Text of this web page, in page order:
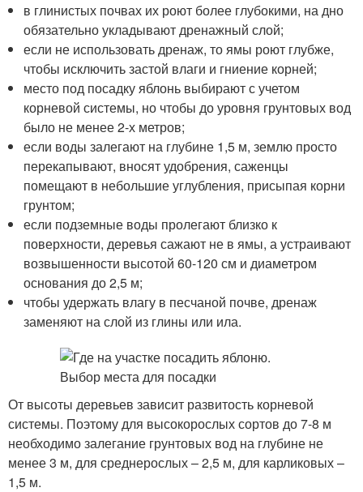
в глинистых почвах их роют более глубокими, на дно
обязательно укладывают дренажный слой;
если не использовать дренаж, то ямы роют глубже,
чтобы исключить застой влаги и гниение корней;
место под посадку яблонь выбирают с учетом
корневой системы, но чтобы до уровня грунтовых вод
было не менее 2-х метров;
если воды залегают на глубине 1,5 м, землю просто
перекапывают, вносят удобрения, саженцы
помещают в небольшие углубления, присыпая корни
грунтом;
если подземные воды пролегают близко к
поверхности, деревья сажают не в ямы, а устраивают
возвышенности высотой 60-120 см и диаметром
основания до 2,5 м;
чтобы удержать влагу в песчаной почве, дренаж
заменяют на слой из глины или ила.
От высоты деревьев зависит развитость корневой
системы. Поэтому для высокорослых сортов до 7-8 м
необходимо залегание грунтовых вод на глубине не
менее 3 м, для среднерослых – 2,5 м, для карликовых –
1,5 м.